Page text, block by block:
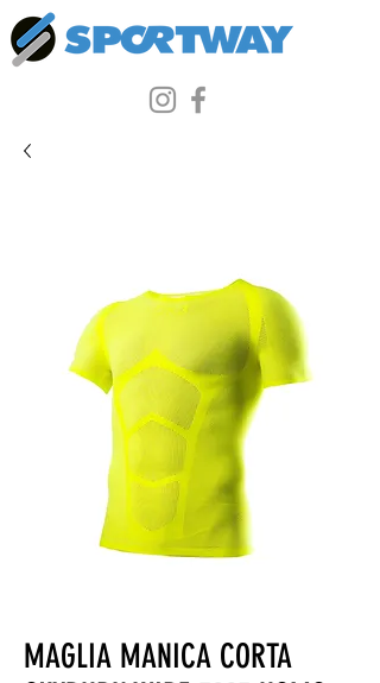
MAGLIA MANICA CORTA